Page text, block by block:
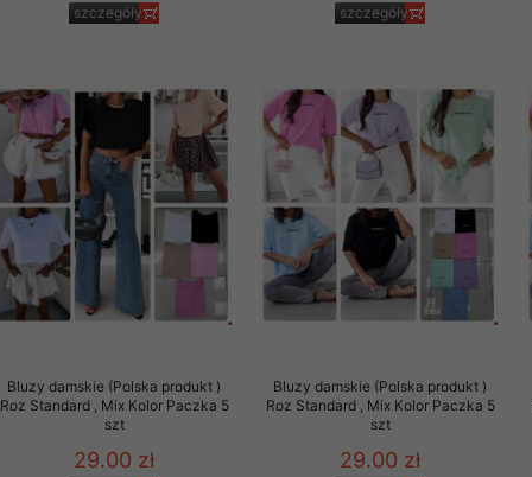
szczegóły szczegóły
Bluzy damskie (Polska produkt )
Roz Standard , Mix Kolor Paczka 5
szt
29.00 zł
Bluzy damskie (Polska produkt )
Roz Standard , Mix Kolor Paczka 5
szt
29.00 zł